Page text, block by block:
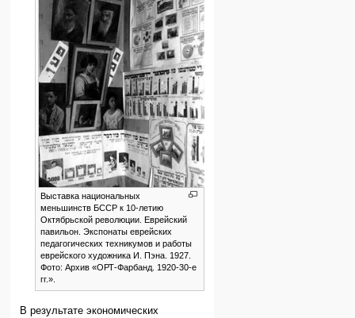
Выставка национальных
меньшинств БССР к 10-летию
Октябрьской революции. Еврейский
павильон. Экспонаты еврейских
педагогических техникумов и работы
еврейского художника И. Пэна. 1927.
Фото: Архив «ОРТ-Фарбанд. 1920-30-е
гг.».
В результате экономических